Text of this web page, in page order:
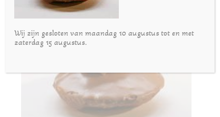
Joost|nov 22, 2016
Wij zijn gesloten van maandag 10 augustus tot en met
zaterdag 15 augustus.